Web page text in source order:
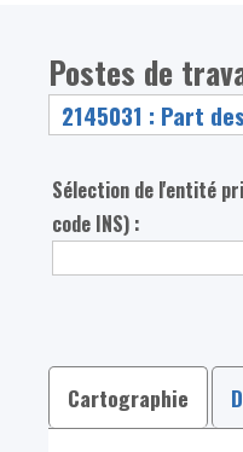
Postes de
Sélection de l'entité
code INS) :
Cartographie